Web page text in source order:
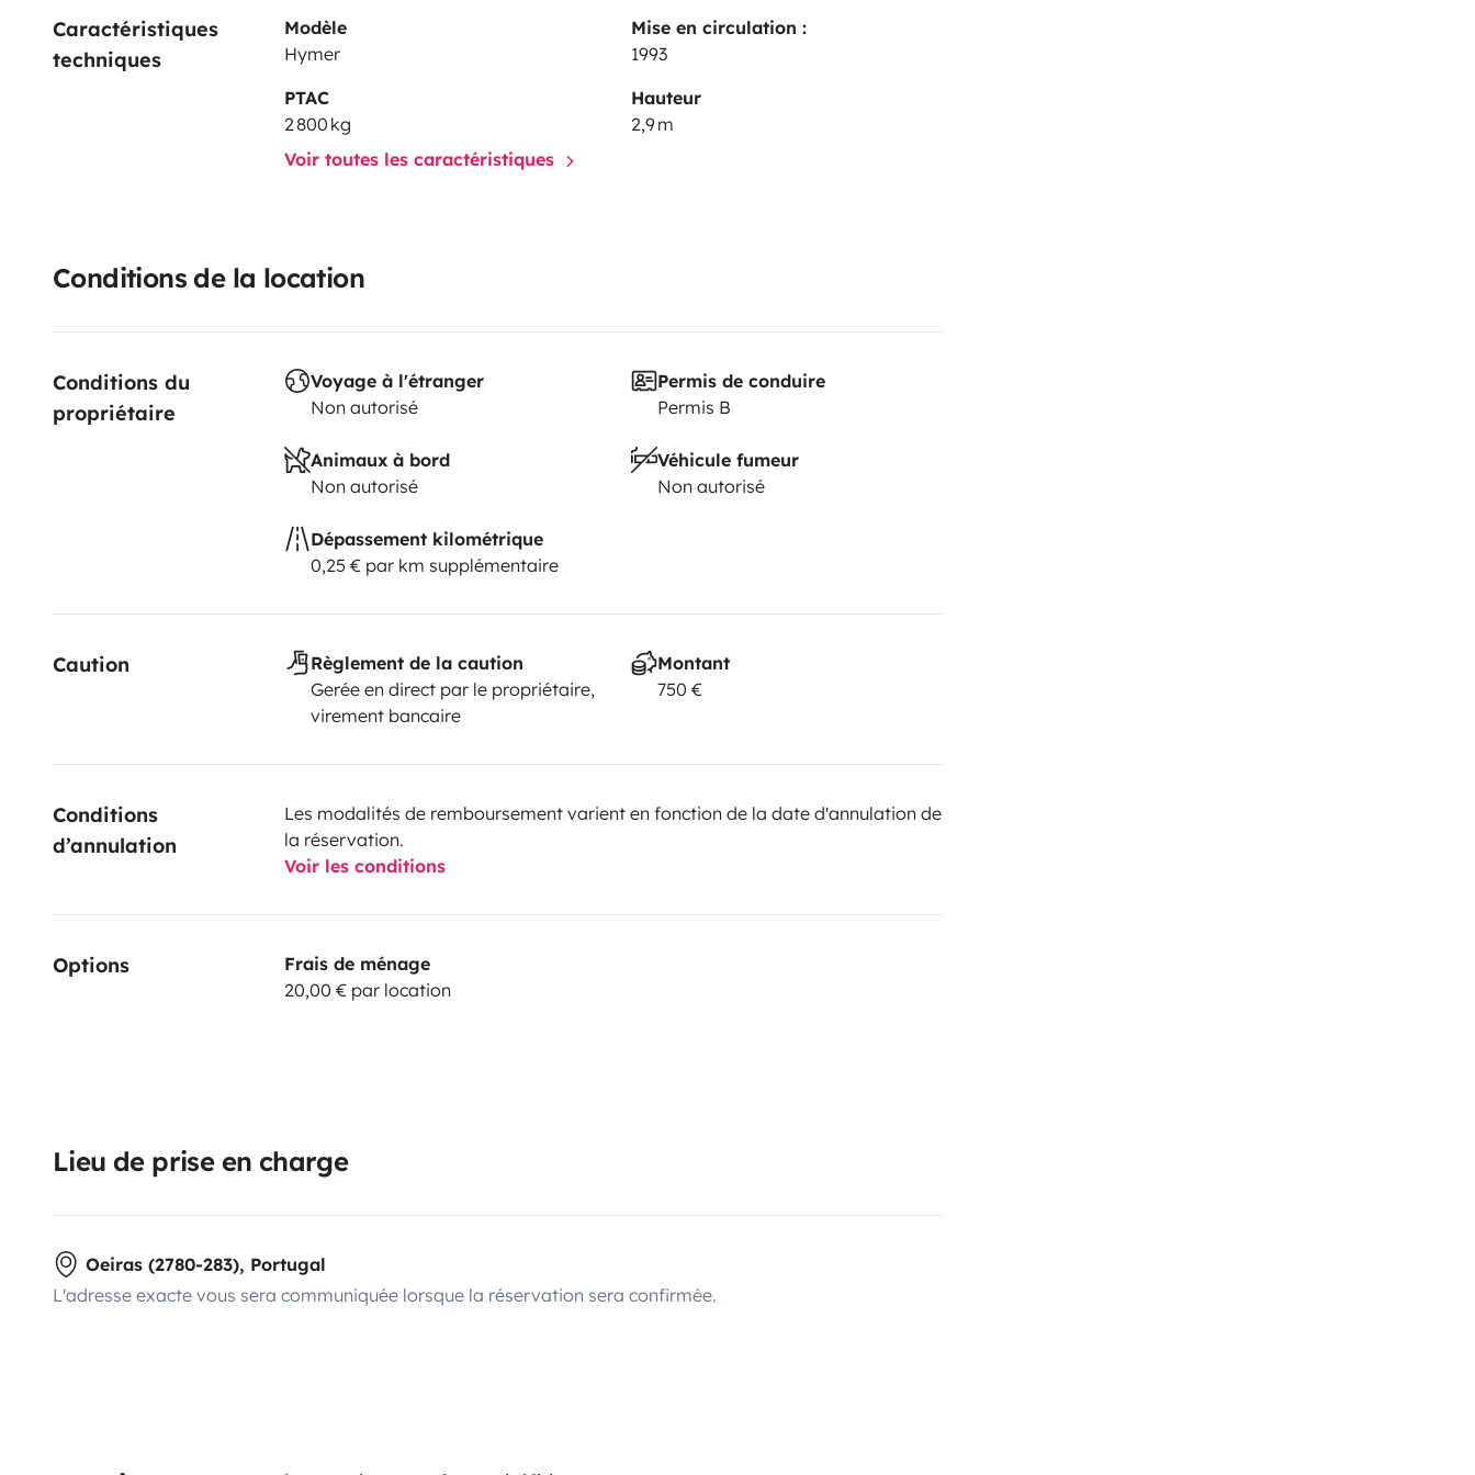
Caractéristiques
techniques
Modèle
Hymer
Mise en circulation :
1993
PTAC
2 800 kg
Hauteur
2,9 m
Voir toutes les caractéristiques
Conditions de la location
Conditions du
propriétaire
Voyage à l'étranger
Non autorisé
Permis de conduire
Permis B
Animaux à bord
Non autorisé
Véhicule fumeur
Non autorisé
Dépassement kilométrique
0,25 € par km supplémentaire
Caution
Règlement de la caution
Gerée en direct par le propriétaire,
virement bancaire
Montant
750 €
Conditions
d’annulation
Les modalités de remboursement varient en fonction de la date d'annulation de
la réservation.
Voir les conditions
Options
Frais de ménage
20,00 € par location
Lieu de prise en charge
Oeiras (2780-283), Portugal
L'adresse exacte vous sera communiquée lorsque la réservation sera confirmée.